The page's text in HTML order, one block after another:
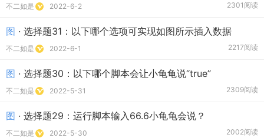
不二如是 2022-6-2 2301阅读
图 · 选择题31：以下哪个选项可实现如图所示插入数据
不二如是 2022-6-1 2217阅读
图 · 选择题30：以下哪个脚本会让小龟龟说“true”
不二如是 2022-5-31 2309阅读
图 · 选择题29：运行脚本输入66.6小龟龟会说？
不二如是 2022-5-30 2002阅读